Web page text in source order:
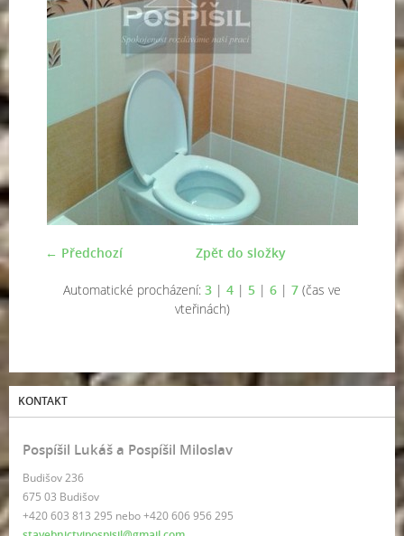
← Předchozí Zpět do složky
Automatické procházení: 3 | 4 | 5 | 6 | 7 (čas ve
vteřinách)
KONTAKT
Pospíšil Lukáš a Pospíšil Miloslav
Budišov 236
675 03 Budišov
+420 603 813 295 nebo +420 606 956 295